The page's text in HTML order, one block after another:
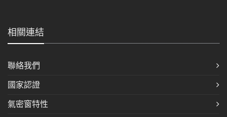
相關連結
聯絡我們
國家認證
氣密窗特性